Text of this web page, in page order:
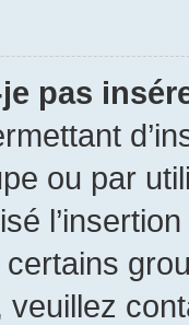
pas
ou par
veuillez